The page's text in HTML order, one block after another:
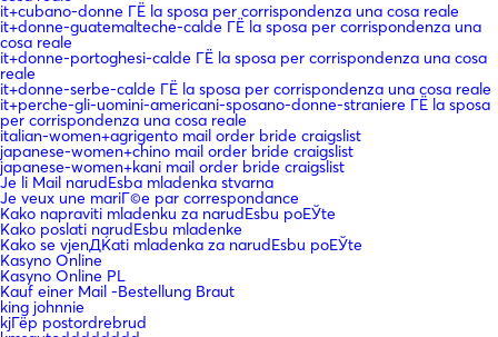
it+cubano-donne ГЁ la sposa per corrispondenza una cosa reale
it+donne-guatemalteche-calde ГЁ la sposa per corrispondenza una
cosa reale
it+donne-portoghesi-calde ГЁ la sposa per corrispondenza una cosa
reale
it+donne-serbe-calde ГЁ la sposa per corrispondenza una cosa reale
it+perche-gli-uomini-americani-sposano-donne-straniere ГЁ la sposa
per corrispondenza una cosa reale
italian-women+agrigento mail order bride craigslist
japanese-women+chino mail order bride craigslist
japanese-women+kani mail order bride craigslist
Je li Mail narudЕѕba mladenka stvarna
Je veux une mariГ©e par correspondance
Kako napraviti mladenku za narudЕѕbu poЕЎte
Kako poslati narudЕѕbu mladenke
Kako se vjenДЌati mladenka za narudЕѕbu poЕЎte
Kasyno Online
Kasyno Online PL
Kauf einer Mail -Bestellung Braut
king johnnie
kjГёp postordrebrud